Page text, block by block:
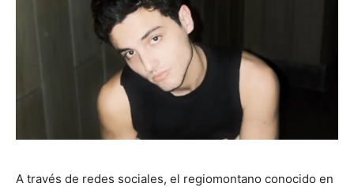
A través de redes sociales, el regiomontano conocido en